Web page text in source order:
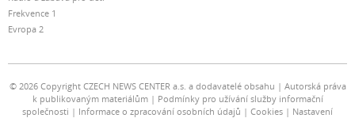
Frekvence 1
Evropa 2
© 2026 Copyright CZECH NEWS CENTER a.s. a dodavatelé obsahu
Autorská práva
k publikovaným materiálům
Podmínky pro užívání služby informační
společnosti
Informace o zpracování osobních údajů Cookies Nastavení